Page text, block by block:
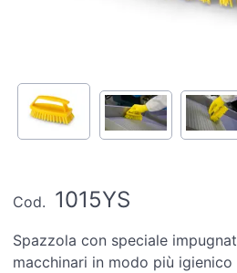
Cod. 1015YS
Spazzola con speciale
macchinari in modo più igienico